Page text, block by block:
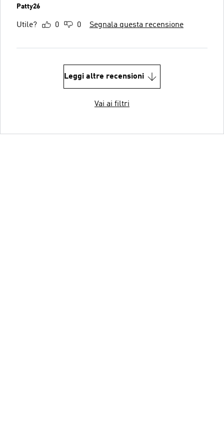
Patty26
Utile? 0 0 Segnala questa recensione
Leggi altre recensioni
Vai ai filtri